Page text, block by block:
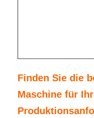
XGJ560-8th
Holzpelletmaschine (
Finden Sie die
Maschine für